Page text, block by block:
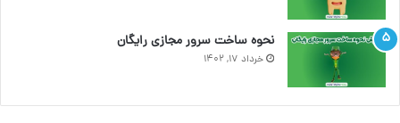
نحوه ساخت سرور مجازی رایگان
خرداد ۱۷, ۱۴۰۲